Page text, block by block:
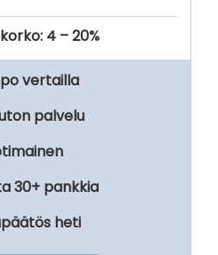
4 – 20%
vertailla
palvelu
30+ pankkia
heti